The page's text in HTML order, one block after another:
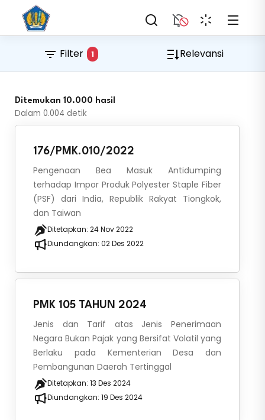
Filter 1 Relevansi
Ditemukan 10.000 hasil
Dalam 0.004 detik
176/PMK.010/2022
Pengenaan Bea Masuk Antidumping
terhadap Impor Produk Polyester Staple Fiber
(PSF) dari India, Republik Rakyat Tiongkok,
dan Taiwan
Ditetapkan: 24 Nov 2022
Diundangkan: 02 Des 2022
PMK 105 TAHUN 2024
Jenis dan Tarif atas Jenis Penerimaan
Negara Bukan Pajak yang Bersifat Volatil yang
Berlaku pada Kementerian Desa dan
Pembangunan Daerah Tertinggal
Ditetapkan: 13 Des 2024
Diundangkan: 19 Des 2024